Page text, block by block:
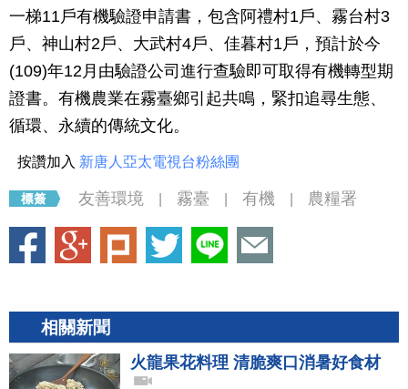
一梯11戶有機驗證申請書，包含阿禮村1戶、霧台村3
戶、神山村2戶、大武村4戶、佳暮村1戶，預計於今
(109)年12月由驗證公司進行查驗即可取得有機轉型期
證書。有機農業在霧臺鄉引起共鳴，緊扣追尋生態、
循環、永續的傳統文化。
按讚加入 新唐人亞太電視台粉絲團
友善環境 霧臺 有機 農糧署
相關新聞
火龍果花料理 清脆爽口消暑好食材